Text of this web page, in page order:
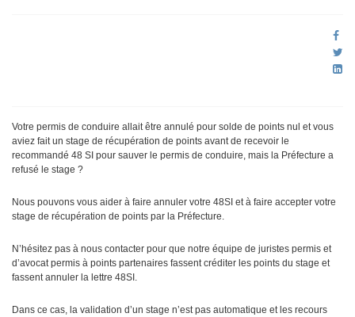
Votre permis de conduire allait être annulé pour solde de points nul et vous
aviez fait un stage de récupération de points avant de recevoir le
recommandé 48 SI pour sauver le permis de conduire, mais la Préfecture a
refusé le stage ?
Nous pouvons vous aider à faire annuler votre 48SI et à faire accepter votre
stage de récupération de points par la Préfecture.
N’hésitez pas à nous contacter pour que notre équipe de juristes permis et
d’avocat permis à points partenaires fassent créditer les points du stage et
fassent annuler la lettre 48SI.
Dans ce cas, la validation d’un stage n’est pas automatique et les recours